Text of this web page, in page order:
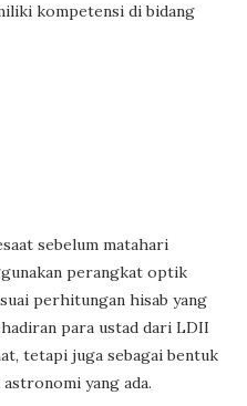
kompetensi di bidang
sebelum matahari
perangkat optik
perhitungan hisab yang
para ustad dari LDII
tetapi juga sebagai bentuk
yang ada.